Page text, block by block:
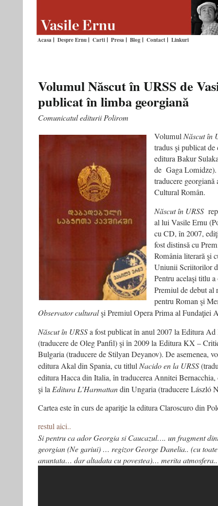
Acasa Despre Ernu Carti Presa Blog Contact Linkuri
Volumul Născut în URSS de
publicat în limba georgiană
Comunicatul editurii Polirom
Volumul Născut în
tradus şi publicat
editura Bakur
de Gaga
traducere
Cultural Român.
Născut în URSS
al lui Vasile Ernu
cu CD, în 2007,
fost distinsă cu
România literară şi
Uniunii Scriitorilor
Pentru acelaşi titlu
Premiul de debut al
pentru Roman şi
Observator culturalşi Premiul Opera Prima al Fundaţiei
Născut în URSSa fost publicat în anul 2007 la Editura
(traducere de Oleg Panfil) şi în 2009 la Editura KX –
Bulgaria (traducere de Stilyan Deyanov). De asemenea,
editura Akal din Spania, cu titlul Nacido en la URSS
editura Hacca din Italia, în traducerea Annitei
şi la Editura L’Harmattandin Ungaria (traducere László
Cartea este în curs de apariţie la editura Claroscuro din
restul aici..
Si pentru ca ador Georgia si Caucazul…. un fragment
georgian (Ne gariui) … regizor George Danelia.. (cu
anuntata… dar altadata cu povestea)… merita